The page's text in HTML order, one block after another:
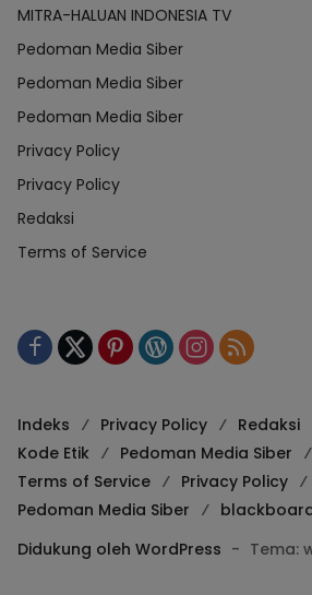
MITRA-HALUAN INDONESIA TV
Pedoman Media Siber
Pedoman Media Siber
Pedoman Media Siber
Privacy Policy
Privacy Policy
Redaksi
Terms of Service
Indeks Privacy Policy Redaksi
Kode Etik
Pedoman Media Siber
Terms of Service
Privacy Policy
Pedoman Media Siber
Didukung oleh WordPress - Tema: